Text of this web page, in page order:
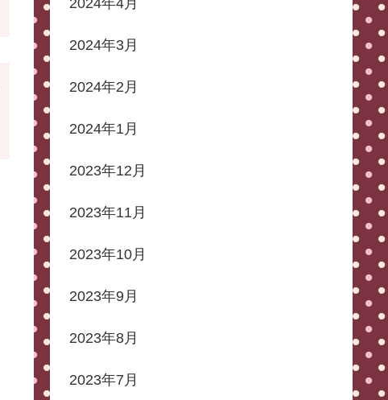
2024年4月
2024年3月
2024年2月
2024年1月
2023年12月
2023年11月
2023年10月
2023年9月
2023年8月
2023年7月